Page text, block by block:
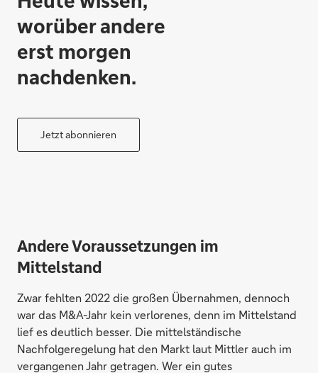
worüber andere
erst morgen
nachdenken.
Jetzt abonnieren
Andere Voraussetzungen im
Mittelstand
Zwar fehlten 2022 die großen Übernahmen, dennoch
war das M&A-Jahr kein verlorenes, denn im Mittelstand
lief es deutlich besser. Die mittelständische
Nachfolgeregelung hat den Markt laut Mittler auch im
vergangenen Jahr getragen. Wer ein gutes